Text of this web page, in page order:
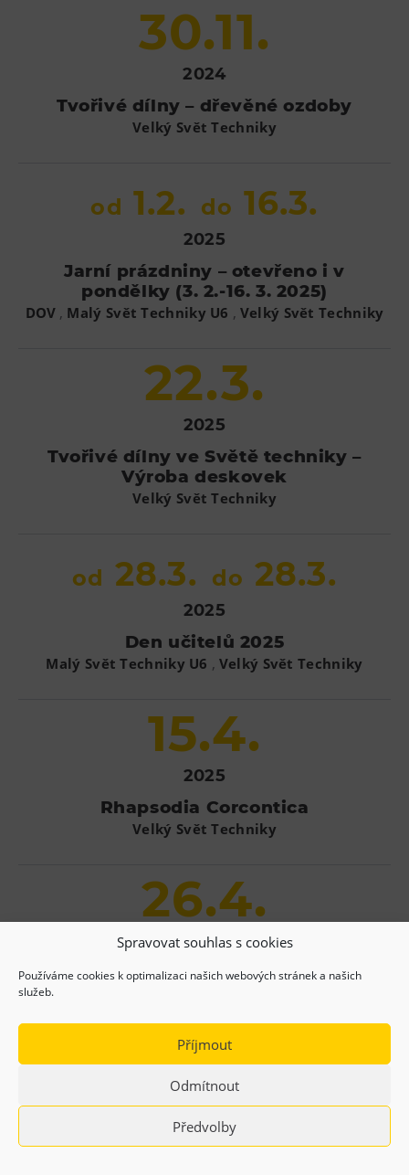
Spravovat souhlas s cookies
Používáme cookies k optimalizaci našich webových stránek a našich
služeb.
Příjmout
Odmítnout
Předvolby
30.11.
2024
Tvořivé dílny – dřevěné ozdoby
Velký Svět Techniky
od 1.2. do 16.3.
2025
Jarní prázdniny – otevřeno i v
pondělky (3. 2.-16. 3. 2025)
DOV , Malý Svět Techniky U6 , Velký Svět Techniky
22.3.
2025
Tvořivé dílny ve Světě techniky –
Výroba deskovek
Velký Svět Techniky
od 28.3. do 28.3.
2025
Den učitelů 2025
Malý Svět Techniky U6 , Velký Svět Techniky
15.4.
2025
Rhapsodia Corcontica
Velký Svět Techniky
26.4.
2025
Tvořivé dílny – Animace
22.5.
2025
Earth Art